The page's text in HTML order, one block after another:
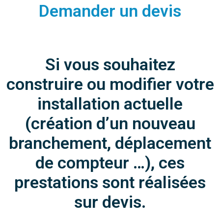
Demander un devis
Si vous souhaitez
construire ou modifier votre
installation actuelle
(création d’un nouveau
branchement, déplacement
de compteur …), ces
prestations sont réalisées
sur devis.